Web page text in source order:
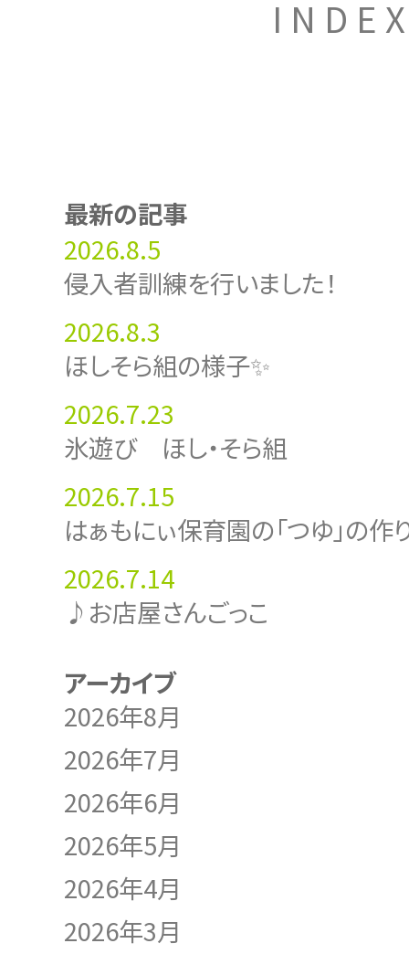
最新の記事
2026.8.5
侵入者訓練を行いました！
2026.8.3
ほしそら組の様子✨
2026.7.23
氷遊び ほし・そら組
2026.7.15
はぁもにぃ保育園の「つゆ」の作
2026.7.14
♪お店屋さんごっこ
アーカイブ
2026年8月
2026年7月
2026年6月
2026年5月
2026年4月
2026年3月